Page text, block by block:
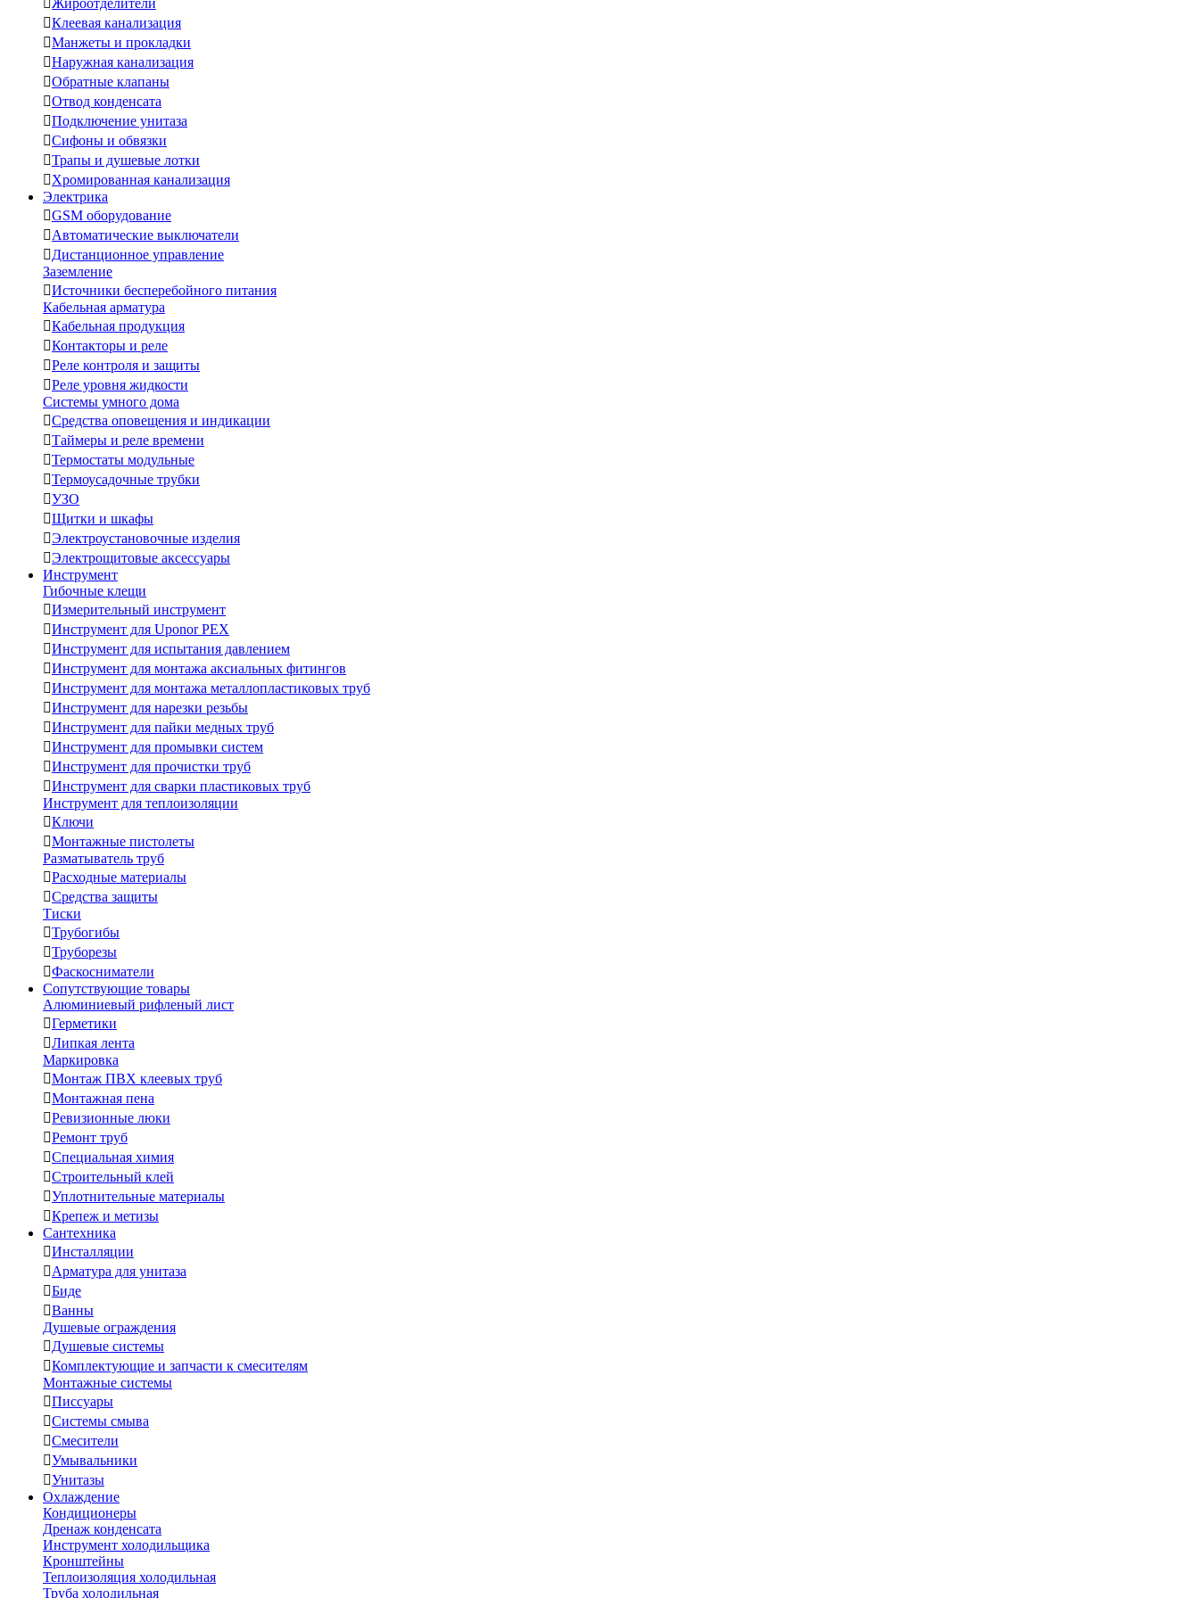
Жироотделители
Клеевая канализация
Манжеты и прокладки
Наружная канализация
Обратные клапаны
Отвод конденсата
Подключение унитаза
Сифоны и обвязки
Трапы и душевые лотки
Хромированная канализация
Электрика
GSM оборудование
Автоматические выключатели
Дистанционное управление
Заземление
Источники бесперебойного питания
Кабельная арматура
Кабельная продукция
Контакторы и реле
Реле контроля и защиты
Реле уровня жидкости
Системы умного дома
Средства оповещения и индикации
Таймеры и реле времени
Термостаты модульные
Термоусадочные трубки
УЗО
Щитки и шкафы
Электроустановочные изделия
Электрощитовые аксессуары
Инструмент
Гибочные клещи
Измерительный инструмент
Инструмент для Uponor PEX
Инструмент для испытания давлением
Инструмент для монтажа аксиальных фитингов
Инструмент для монтажа металлопластиковых труб
Инструмент для нарезки резьбы
Инструмент для пайки медных труб
Инструмент для промывки систем
Инструмент для прочистки труб
Инструмент для сварки пластиковых труб
Инструмент для теплоизоляции
Ключи
Монтажные пистолеты
Разматыватель труб
Расходные материалы
Средства защиты
Тиски
Трубогибы
Труборезы
Фаскосниматели
Сопутствующие товары
Алюминиевый рифленый лист
Герметики
Липкая лента
Маркировка
Монтаж ПВХ клеевых труб
Монтажная пена
Ревизионные люки
Ремонт труб
Специальная химия
Строительный клей
Уплотнительные материалы
Крепеж и метизы
Сантехника
Инсталляции
Арматура для унитаза
Биде
Ванны
Душевые ограждения
Душевые системы
Комплектующие и запчасти к смесителям
Монтажные системы
Писсуары
Системы смыва
Смесители
Умывальники
Унитазы
Охлаждение
Кондиционеры
Дренаж конденсата
Инструмент холодильщика
Кронштейны
Теплоизоляция холодильная
Труба холодильная